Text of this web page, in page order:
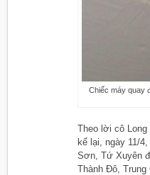
Chiếc máy quay
Theo lời cô Long
kể lại, ngày 11/
Sơn, Tứ Xuyên
Thành Đô,